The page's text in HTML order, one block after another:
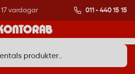
vardagar Över 500 000
011 - 440 15 15